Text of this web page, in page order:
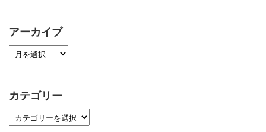
アーカイブ
カテゴリー